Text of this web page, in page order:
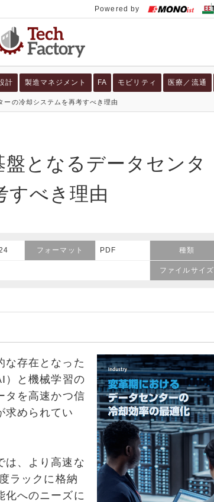
計 製造マネジメント FA モビリティ 医療／流通
の冷却システムを再考すべき理由
となるデータセンタ
すべき理由
フォーマット PDF 種類
ファイルサイズ
存在となった
）と機械学習の
タを高速かつ信
求められてい
、より高速な
ラックに格納
化へのニーズに